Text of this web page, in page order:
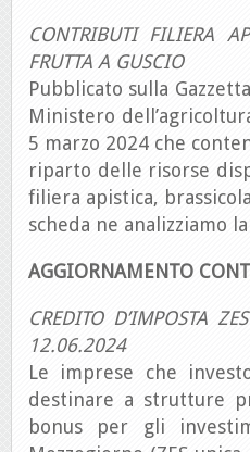
CONTRIBUTI FILIERA
FRUTTA A GUSCIO
Pubblicato sulla
Ministero
5 marzo 2024 che
riparto delle risorse
filiera apistica,
scheda ne analizziamo
AGGIORNAMENTO
CREDITO D’IMPOSTA
12.06.2024
Le imprese che
destinare a strutture
bonus per gli